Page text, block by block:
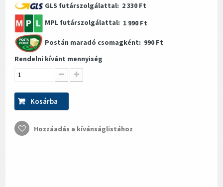
GLS futárszolgálattal: 2 330 Ft
MPL futárszolgálattal: 1 990 Ft
Postán maradó csomagként: 990 Ft
Rendelni kívánt mennyiség
Kosárba
Hozzáadás a kívánságlistához